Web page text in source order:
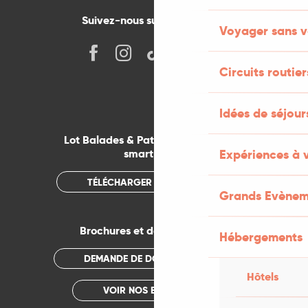
Voyager sans
Circuits
Idées de
Expériences à
Grands
Hébergements
Hôtels
Suivez-nous sur les réseaux !
Lot Balades & Patrimoines sur votre
smartphone
TÉLÉCHARGER L'APPLICATION
Brochures et documentations
DEMANDE DE DOCUMENTATION
VOIR NOS BROCHURES